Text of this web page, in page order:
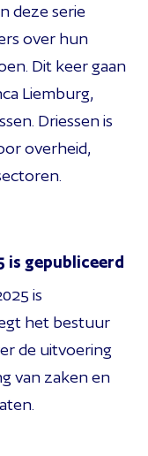
deze serie
over hun
Dit keer gaan
Liemburg,
Driessen is
overheid,
is gepubliceerd
is
het bestuur
de uitvoering
van zaken en